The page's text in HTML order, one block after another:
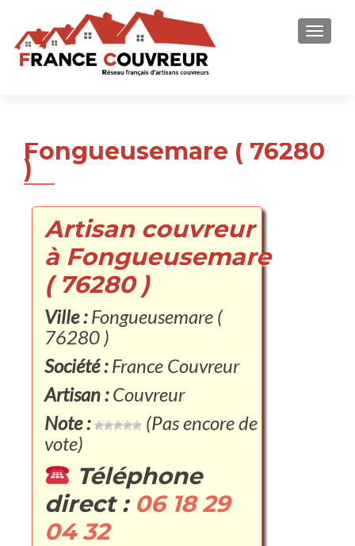
Fongueusemare ( 76280
)
Artisan couvreur
à Fongueusemare
( 76280 )
Ville :Fongueusemare (
76280 )
Société :France Couvreur
Artisan :Couvreur
Note :
(Pas encore de
vote)
Téléphone
direct : 06 18 29
04 32